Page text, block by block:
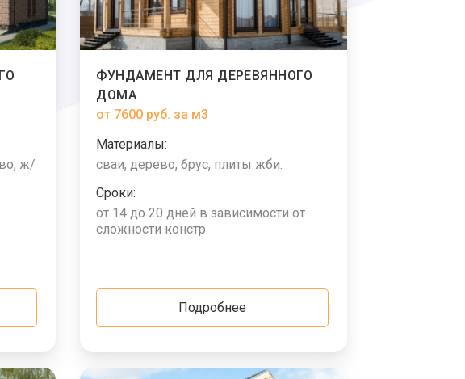
ж/
ФУНДАМЕНТ ДЛЯ ДЕРЕВЯННОГО
ДОМА
от 7600 руб. за м3
Материалы:
сваи, дерево, брус, плиты жби.
Сроки:
от 14 до 20 дней в зависимости от
сложности констр
Подробнее